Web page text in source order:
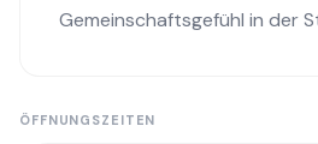
Gemeinschaftsgefühl in der
ÖFFNUNGSZEITEN